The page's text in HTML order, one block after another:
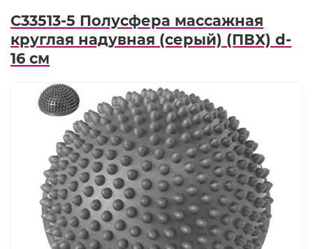
C33513-5 Полусфера массажная
круглая надувная (серый) (ПВХ) d-
16 см